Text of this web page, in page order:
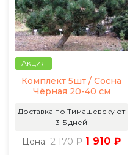
Акция
Комплект 5шт / Сосна
Чёрная 20-40 см
Доставка по Тимашевску от
3-5 дней
Цена: 2 170 ₽ 1 910 ₽